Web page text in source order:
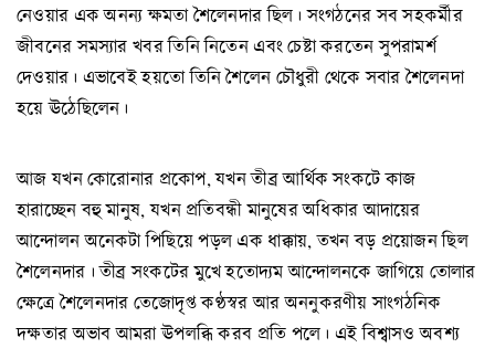
নেওয়ার এক অনন্য ক্ষমতা শৈলেনদার ছিল। সংগঠনের সব সহকর্মীর
জীবনের সমস্যার খবর তিনি নিতেন এবং চেষ্টা করতেন সুপরামর্শ
দেওয়ার। এভাবেই হয়তো তিনি শৈলেন চৌধুরী থেকে সবার শৈলেনদা
হয়ে ঊঠেছিলেন।
আজ যখন কোরোনার প্রকোপ, যখন তীব্র আর্থিক সংকটে কাজ
হারাচ্ছেন বহু মানুষ, যখন প্রতিবন্ধী মানুষের অধিকার আদায়ের
আন্দোলন অনেকটা পিছিয়ে পড়ল এক ধাক্কায়, তখন বড় প্রয়োজন ছিল
শৈলেনদার। তীব্র সংকটের মুখে হতোদ্যম আন্দোলনকে জাগিয়ে তোলার
ক্ষেত্রে শৈলেনদার তেজোদৃপ্ত কণ্ঠস্বর আর অননুকরণীয় সাংগঠনিক
দক্ষতার অভাব আমরা ঊপলব্ধি করব প্রতি পলে। এই বিশ্বাসও অবশ্য